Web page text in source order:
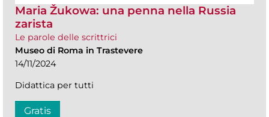
Maria Žukowa: una penna nella Russia
zarista
Le parole delle scrittrici
Museo di Roma in Trastevere
14/11/2024
Didattica per tutti
Gratis